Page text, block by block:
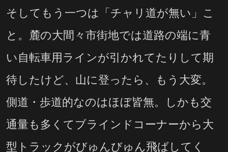
そしてもう一つは「チャリ道が無い」こ
と。麓の大間々市街地では道路の端に青
い自転車用ラインが引かれてたりして期
待したけど、山に登ったら、もう大変。
側道・歩道的なのはほぼ皆無。しかも交
通量も多くてブラインドコーナーから大
型トラックがびゅんびゅん飛ばしてく